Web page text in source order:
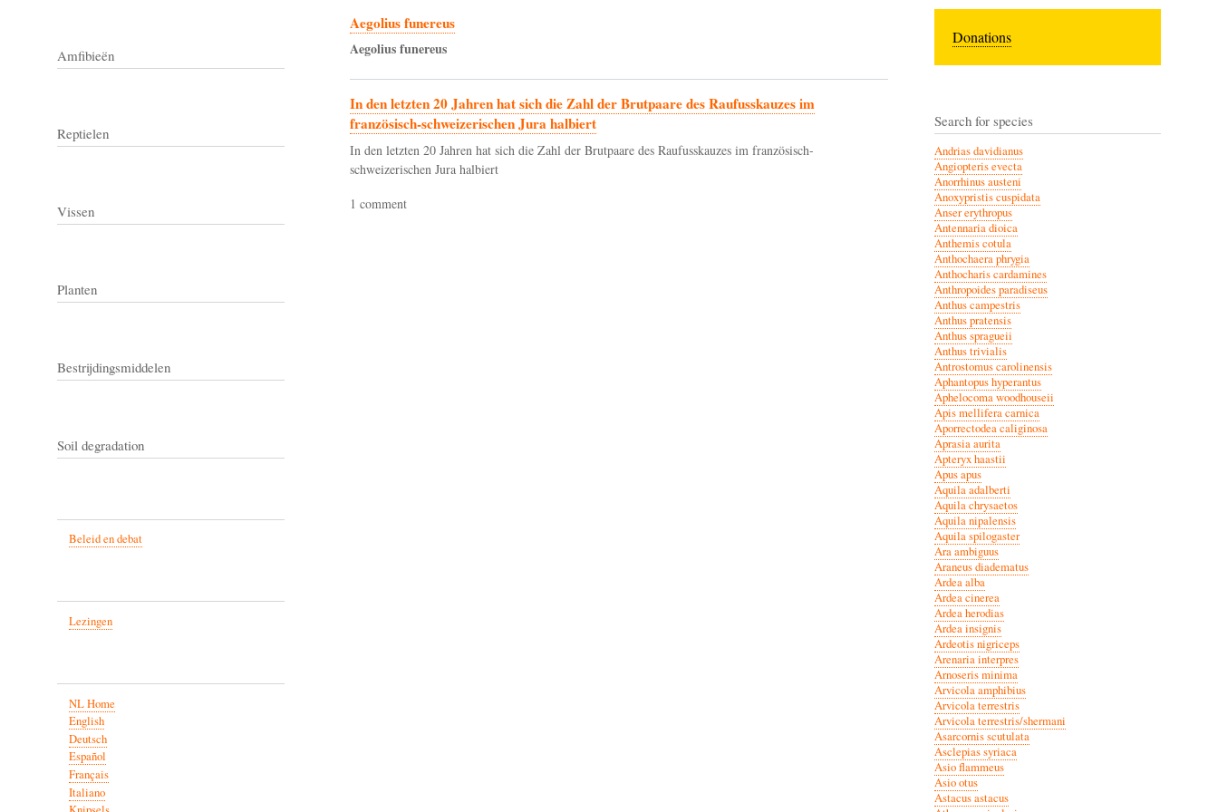
Aegolius funereus
Aegolius funereus
In den letzten 20 Jahren hat sich die Zahl der Brutpaare des Raufusskauzes im
französisch-schweizerischen Jura halbiert
In den letzten 20 Jahren hat sich die Zahl der Brutpaare des Raufusskauzes im französisch-
schweizerischen Jura halbiert
1 comment
Amfibieën
Reptielen
Vissen
Planten
Bestrijdingsmiddelen
Soil degradation
Beleid en debat
Lezingen
NL Home
English
Deutsch
Español
Français
Italiano
Donations
Search for species
Andrias davidianus
Angiopteris evecta
Anorrhinus austeni
Anoxypristis cuspidata
Anser erythropus
Antennaria dioica
Anthemis cotula
Anthochaera phrygia
Anthocharis cardamines
Anthropoides paradiseus
Anthus campestris
Anthus pratensis
Anthus spragueii
Anthus trivialis
Antrostomus carolinensis
Aphantopus hyperantus
Aphelocoma woodhouseii
Apis mellifera carnica
Aporrectodea caliginosa
Aprasia aurita
Apteryx haastii
Apus apus
Aquila adalberti
Aquila chrysaetos
Aquila nipalensis
Aquila spilogaster
Ara ambiguus
Araneus diadematus
Ardea alba
Ardea cinerea
Ardea herodias
Ardea insignis
Ardeotis nigriceps
Arenaria interpres
Arnoseris minima
Arvicola amphibius
Arvicola terrestris
Arvicola terrestris/shermani
Asarcornis scutulata
Asclepias syriaca
Asio flammeus
Asio otus
Astacus astacus